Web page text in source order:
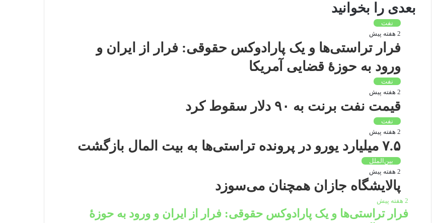
بعدی را بخوانید
نفت
2 هفته پیش
فرار تراستی‌ها و یک پارادوکس حقوقی: فرار از ایران و
ورود به حوزۀ قضایی آمریکا
نفت
2 هفته پیش
قیمت نفت برنت به ۹۰ دلار سقوط کرد
نفت
2 هفته پیش
۷.۵ میلیارد یورو در پرونده تراستی‌ها به بیت المال بازگشت
بین‌الملل
2 هفته پیش
پالایشگاه جازان همچنان می‌سوزد
2 هفته پیش
فرار تراستی‌ها و یک پارادوکس حقوقی: فرار از ایران و ورود به حوزۀ